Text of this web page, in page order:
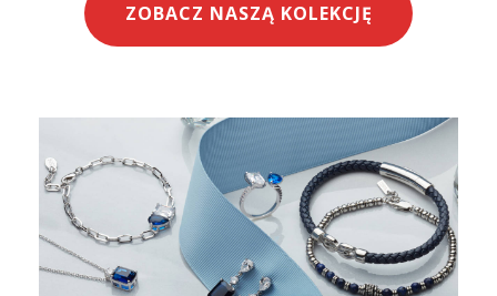
ZOBACZ NASZĄ KOLEKCJĘ